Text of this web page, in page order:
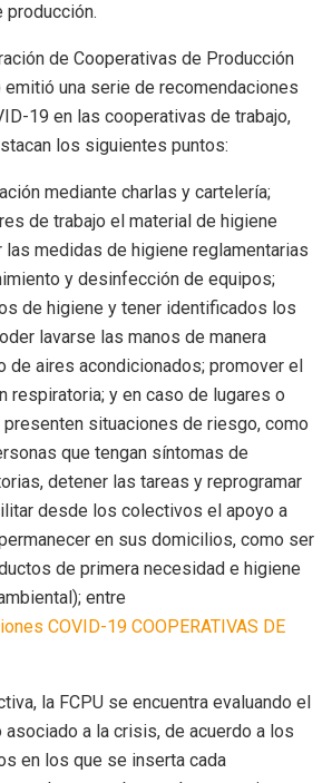
producción.
de Cooperativas de Producción
emitió una serie de recomendaciones
19 en las cooperativas de trabajo,
los siguientes puntos:
mediante charlas y cartelería;
de trabajo el material de higiene
las medidas de higiene reglamentarias
y desinfección de equipos;
de higiene y tener identificados los
lavarse las manos de manera
de aires acondicionados; promover el
respiratoria; y en caso de lugares o
situaciones de riesgo, como
que tengan síntomas de
detener las tareas y reprogramar
desde los colectivos el apoyo a
en sus domicilios, como ser
de primera necesidad e higiene
entre
COVID-19 COOPERATIVAS DE
la FCPU se encuentra evaluando el
a la crisis, de acuerdo a los
en los que se inserta cada